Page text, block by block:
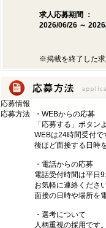
求人応募期間 ：
2026/06/26 ～
※掲載を終了した求
応募情報
応募方法
・WEBからの応募
「応募する」ボタン
WEBは24時間受付で
後ほど面接する日時
・電話からの応募
電話受付時間は平日
お気軽に連絡ください
面接の日時や場所を
・選考について
人柄重視の採用です。